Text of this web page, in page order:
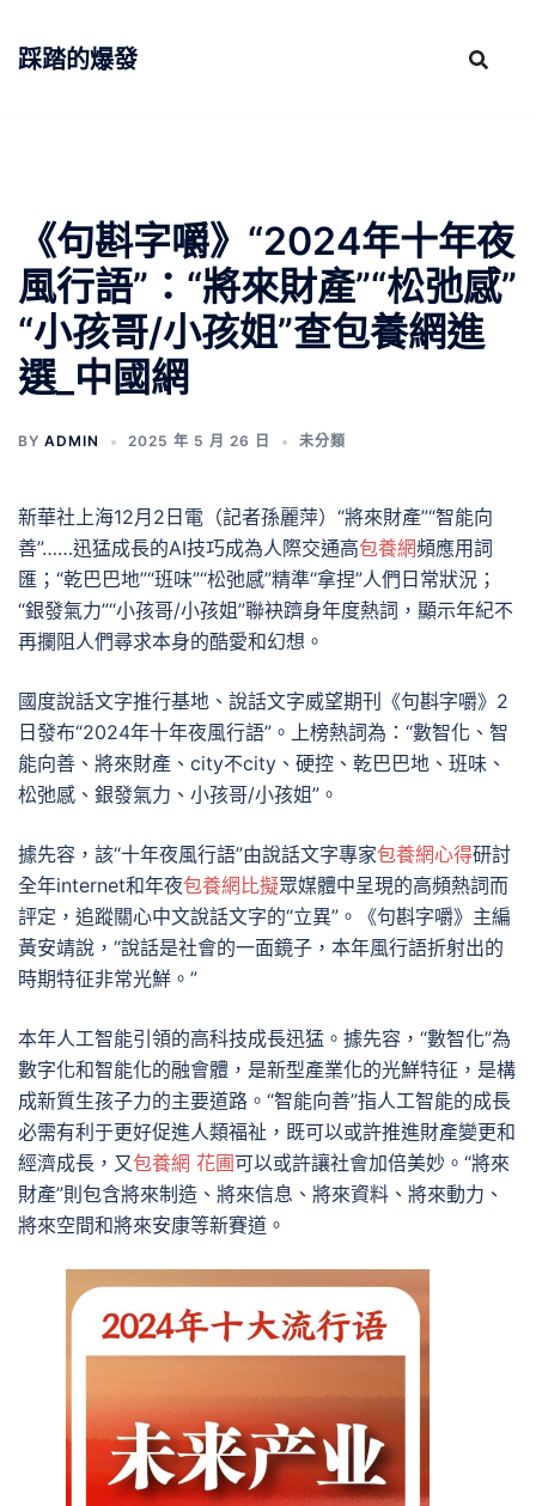
踩踏的爆發
《句斟字嚼》“2024年十年夜
風行語”：“將來財產”“松弛感”
“小孩哥/小孩姐”查包養網進
選_中國網
BY ADMIN 2025 年 5 月 26 日 未分類
新華社上海12月2日電（記者孫麗萍）“將來財產”“智能向
善”……迅猛成長的AI技巧成為人際交通高包養網頻應用詞
匯；“乾巴巴地”“班味”“松弛感”精準“拿捏”人們日常狀況；
“銀發氣力”“小孩哥/小孩姐”聯袂躋身年度熱詞，顯示年紀不
再攔阻人們尋求本身的酷愛和幻想。
國度說話文字推行基地、說話文字威望期刊《句斟字嚼》2
日發布“2024年十年夜風行語”。上榜熱詞為：“數智化、智
能向善、將來財產、city不city、硬控、乾巴巴地、班味、
松弛感、銀發氣力、小孩哥/小孩姐”。
據先容，該“十年夜風行語”由說話文字專家包養網心得研討
全年internet和年夜包養網比擬眾媒體中呈現的高頻熱詞而
評定，追蹤關心中文說話文字的“立異”。《句斟字嚼》主編
黃安靖說，“說話是社會的一面鏡子，本年風行語折射出的
時期特征非常光鮮。”
本年人工智能引領的高科技成長迅猛。據先容，“數智化”為
數字化和智能化的融會體，是新型產業化的光鮮特征，是構
成新質生孩子力的主要道路。“智能向善”指人工智能的成長
必需有利于更好促進人類福祉，既可以或許推進財產變更和
經濟成長，又包養網 花圃可以或許讓社會加倍美妙。“將來
財產”則包含將來制造、將來信息、將來資料、將來動力、
將來空間和將來安康等新賽道。